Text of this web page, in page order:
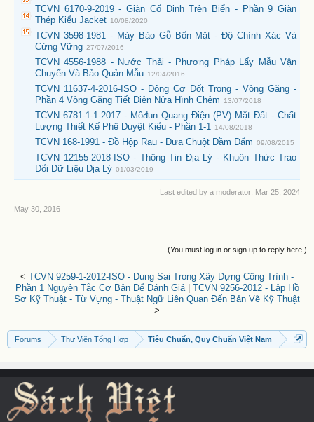
TCVN 6170-9-2019 - Giàn Cố Định Trên Biển - Phần 9 Giàn
Thép Kiểu Jacket 10/08/2020
TCVN 3598-1981 - Máy Bào Gỗ Bốn Mặt - Độ Chính Xác Và
Cứng Vững 27/07/2016
TCVN 4556-1988 - Nước Thải - Phương Pháp Lấy Mẫu Vận
Chuyển Và Bảo Quản Mẫu 12/04/2016
TCVN 11637-4-2016-ISO - Động Cơ Đốt Trong - Vòng Găng -
Phần 4 Vòng Găng Tiết Diện Nửa Hình Chêm
13/07/2018
TCVN 6781-1-1-2017 - Môđun Quang Điện (PV) Mặt Đất - Chất
Lượng Thiết Kế Phê Duyệt Kiểu - Phần 1-1 14/08/2018
TCVN 168-1991 - Đồ Hộp Rau - Dưa Chuột Dầm Dấm 09/08/2015
TCVN 12155-2018-ISO - Thông Tin Địa Lý - Khuôn Thức Trao
Đổi Dữ Liệu Địa Lý 01/03/2019
Last edited by a moderator: Mar 25, 2024
May 30, 2016
(You must log in or sign up to reply here.)
< TCVN 9259-1-2012-ISO - Dung Sai Trong Xây Dựng Công Trình -
Phần 1 Nguyên Tắc Cơ Bản Để Đánh Giá| TCVN 9256-2012 - Lập Hồ
Sơ Kỹ Thuật - Từ Vựng - Thuật Ngữ Liên Quan Đến Bản Vẽ Kỹ Thuật
>
Forums Thư Viện Tổng Hợp Tiêu Chuẩn, Quy Chuẩn Việt Nam